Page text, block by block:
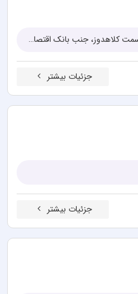
تهران، خیابان پیروزی، 100 متر بعد از متروی شیخ الرئیس ( ابن سینا ) به سمت کلاهدوز، جنب بانک اقتصاد نوین، پلاک 866
جزئیات بیشتر
جزئیات بیشتر